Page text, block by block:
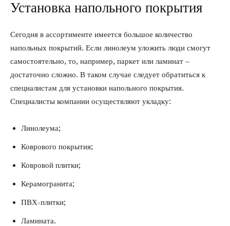
Установка напольного покрытия
Сегодня в ассортименте имеется большое количество
напольных покрытий. Если линолеум уложить люди смогут
самостоятельно, то, например, паркет или ламинат –
достаточно сложно. В таком случае следует обратиться к
специалистам для установки напольного покрытия.
Специалисты компании осуществляют укладку:
Линолеума;
Коврового покрытия;
Ковровой плитки;
Керамогранита;
ПВХ-плитки;
Ламината.